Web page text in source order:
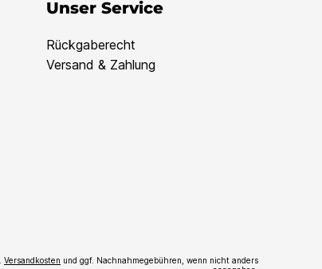
Unser Service
Rückgaberecht
Versand & Zahlung
Versandkosten und ggf. Nachnahmegebühren, wenn nicht anders